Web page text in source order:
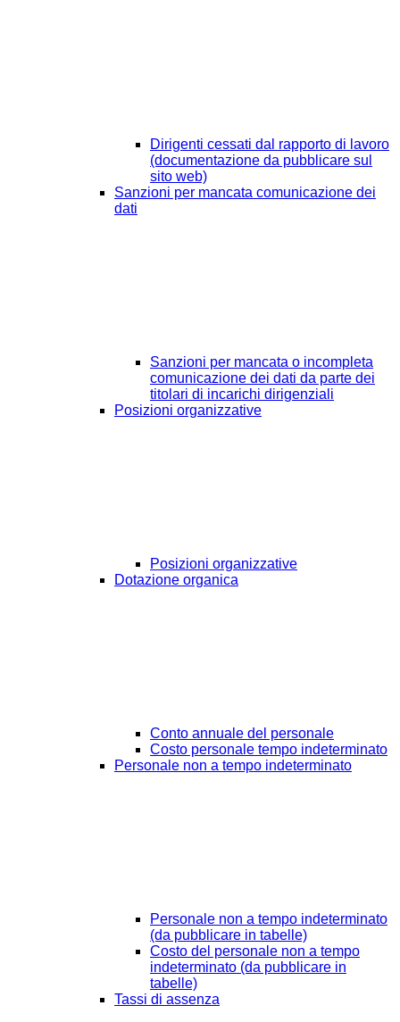
Dirigenti cessati dal rapporto di lavoro
(documentazione da pubblicare sul
sito web)
Sanzioni per mancata comunicazione dei
dati
Sanzioni per mancata o incompleta
comunicazione dei dati da parte dei
titolari di incarichi dirigenziali
Posizioni organizzative
Posizioni organizzative
Dotazione organica
Conto annuale del personale
Costo personale tempo indeterminato
Personale non a tempo indeterminato
Personale non a tempo indeterminato
(da pubblicare in tabelle)
Costo del personale non a tempo
indeterminato (da pubblicare in
tabelle)
Tassi di assenza